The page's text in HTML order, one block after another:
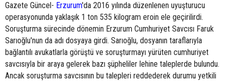
Gazete Güncel- Erzurum'da 2016 yılında düzenlenen uyuşturucu
operasyonunda yaklaşık 1 ton 535 kilogram eroin ele geçirilirdi.
Soruşturma sürecinde dönemin Erzurum Cumhuriyet Savcısı Faruk
Sarıoğlu'nun da adı dosyaya girdi. Sarıoğlu, dosyanın taraflarıyla
bağlantılı avukatlarla görüştü ve soruşturmayı yürüten cumhuriyet
savcısıyla bir araya gelerek bazı şüpheliler lehine taleplerde bulundu.
Ancak soruşturma savcısının bu talepleri reddederek durumu yetkili